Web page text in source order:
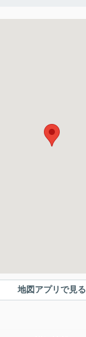
地図アプリで見る